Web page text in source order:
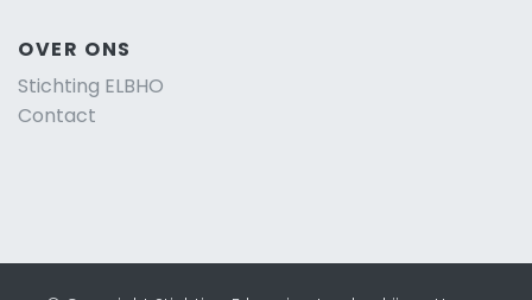
OVER ONS
Stichting ELBHO
Contact